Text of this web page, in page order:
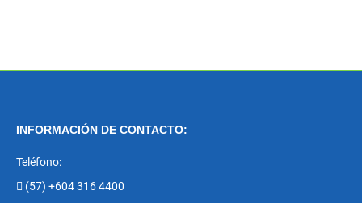
INFORMACIÓN DE CONTACTO:
Teléfono:
(57) +604 316 4400